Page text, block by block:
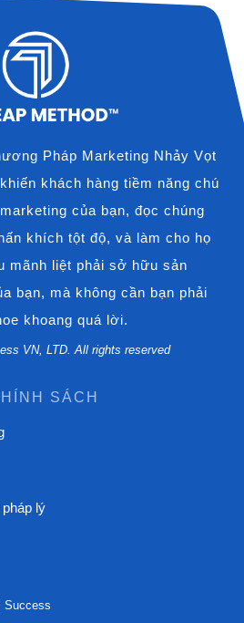
Pháp Marketing Nhảy Vọt
khách hàng tiềm năng chú
của bạn, đọc chúng
khích tột độ, và làm cho họ
mãnh liệt phải sở hữu sản
bạn, mà không cần bạn phải
khoang quá lời.
VN, LTD. All rights reserved
SÁCH
lý
Success